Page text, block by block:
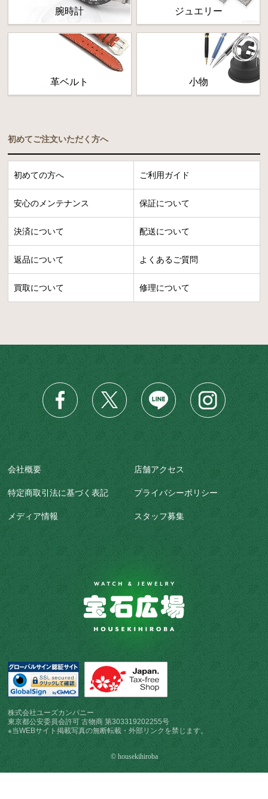
腕時計 ジュエリー
革ベルト 小物
初めてご注文いただく方へ
初めての方へ ご利用ガイド
安心のメンテナンス 保証について
決済について 配送について
返品について よくあるご質問
買取について 修理について
会社概要 店舗アクセス
特定商取引法に基づく表記 プライバシーポリシー
メディア情報 スタッフ募集
株式会社ユーズカンパニー
東京都公安委員会許可 古物商 第303319202255号
※当WEBサイト掲載写真の無断転載・外部リンクを禁じます。
© housekihiroba